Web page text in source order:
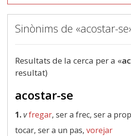
Sinònims de «acostar-
Resultats de la cerca per a «
resultat)
acostar-se
1.vfregar, ser a frec, ser a
tocar, ser a un pas, vorejar